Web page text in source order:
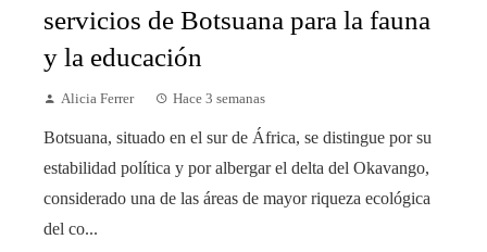
servicios de Botsuana para la fauna
y la educación
Alicia Ferrer Hace 3 semanas
Botsuana, situado en el sur de África, se distingue por su
estabilidad política y por albergar el delta del Okavango,
considerado una de las áreas de mayor riqueza ecológica
del co...